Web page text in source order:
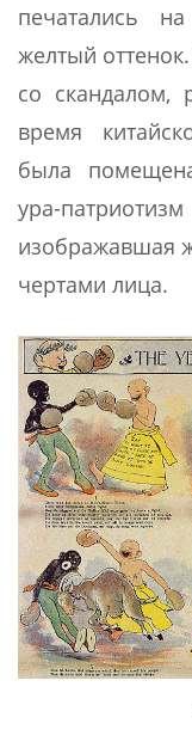
печатались
желтый
со скандалом,
время
была
ура-
изображавшая
чертами лица.